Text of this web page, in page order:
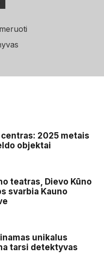
2025 metais
objektai
teatras, Dievo Kūno
svarbia Kauno
unikalus
tarsi detektyvas